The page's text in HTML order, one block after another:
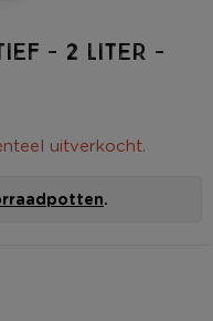
- 2 liter -
uitverkocht.
.